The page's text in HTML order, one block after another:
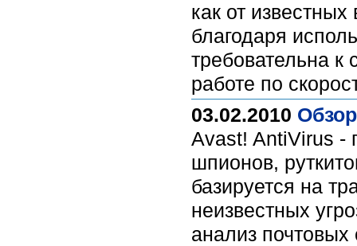
как от
благодаря
требовательна
работе по
03.02.2010
Avast! AntiVirus -
шпионов,
базируется на
неизвестных
анализ